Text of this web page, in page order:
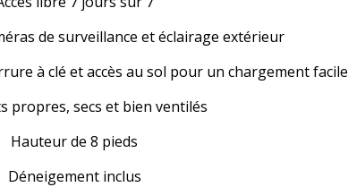
de surveillance et éclairage extérieur
à clé et accès au sol pour un chargement facile
propres, secs et bien ventilés
Hauteur de 8 pieds
Déneigement inclus